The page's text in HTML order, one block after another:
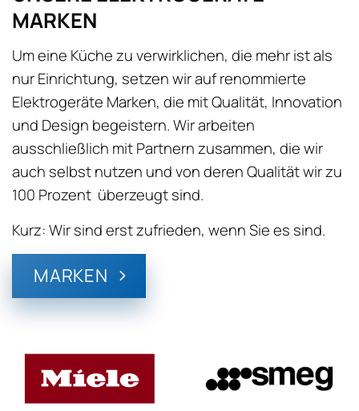
MARKEN
Um eine Küche zu verwirklichen, die mehr ist als
nur Einrichtung, setzen wir auf renommierte
Elektrogeräte Marken, die mit Qualität, Innovation
und Design begeistern. Wir arbeiten
ausschließlich mit Partnern zusammen, die wir
auch selbst nutzen und von deren Qualität wir zu
100 Prozent überzeugt sind.
Kurz: Wir sind erst zufrieden, wenn Sie es sind.
MARKEN